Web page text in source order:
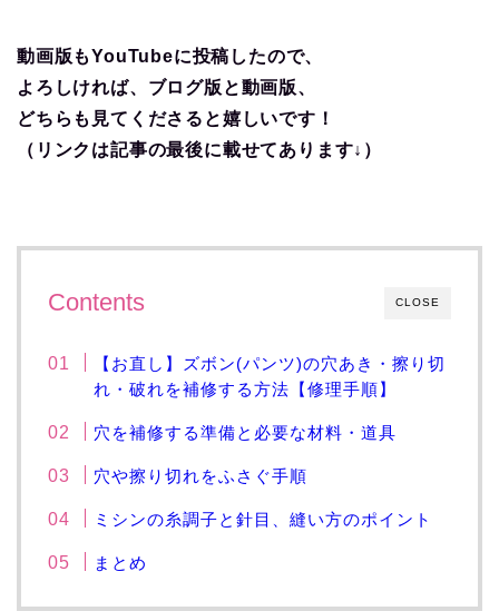
動画版もYouTubeに投稿したので、
よろしければ、ブログ版と動画版、
どちらも見てくださると嬉しいです！
（リンクは記事の最後に載せてあります↓）
CLOSE
Contents
【お直し】ズボン(パンツ)の穴あき・擦り切
れ・破れを補修する方法【修理手順】
穴を補修する準備と必要な材料・道具
穴や擦り切れをふさぐ手順
ミシンの糸調子と針目、縫い方のポイント
まとめ